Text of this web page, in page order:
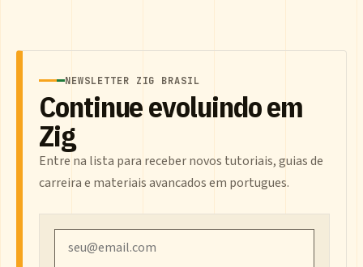
NEWSLETTER ZIG BRASIL
Continue evoluindo em
Zig
Entre na lista para receber novos tutoriais, guias de
carreira e materiais avancados em portugues.